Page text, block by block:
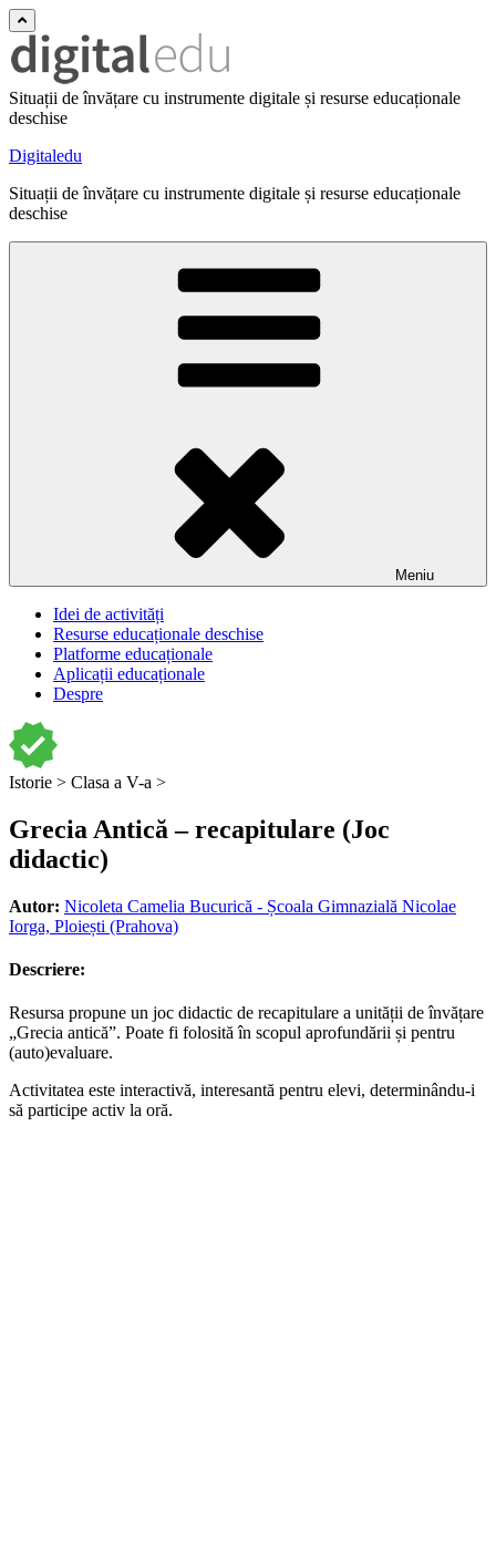
Situații de învățare cu instrumente digitale și resurse educaționale
deschise
Digitaledu
Situații de învățare cu instrumente digitale și resurse educaționale
deschise
Meniu
Idei de activități
Resurse educaționale deschise
Platforme educaționale
Aplicații educaționale
Despre
Istorie > Clasa a V-a >
Grecia Antică – recapitulare (Joc
didactic)
Autor: Nicoleta Camelia Bucurică - Școala Gimnazială Nicolae
Iorga, Ploiești (Prahova)
Descriere:
Resursa propune un joc didactic de recapitulare a unității de învățare
„Grecia antică”. Poate fi folosită în scopul aprofundării și pentru
(auto)evaluare.
Activitatea este interactivă, interesantă pentru elevi, determinându-i
să participe activ la oră.